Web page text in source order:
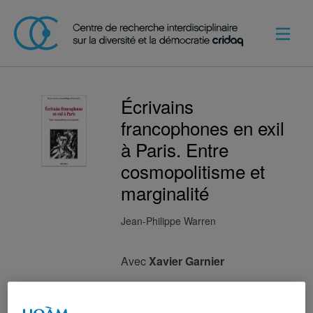
Écrivains
francophones en exil
à Paris. Entre
cosmopolitisme et
marginalité
Jean-Philippe Warren
AvecXavier Garnier